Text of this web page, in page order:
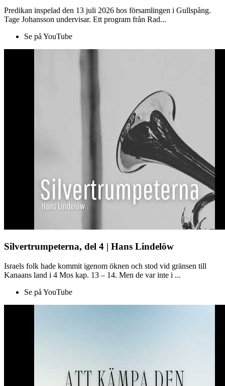
Predikan inspelad den 13 juli 2026 hos församlingen i Gullspång.
Tage Johansson undervisar. Ett program från Rad...
Se på YouTube
Silvertrumpeterna, del 4 | Hans Lindelöw
Israels folk hade kommit igenom öknen och stod vid gränsen till
Kanaans land i 4 Mos kap. 13 – 14. Men de var inte i ...
Se på YouTube